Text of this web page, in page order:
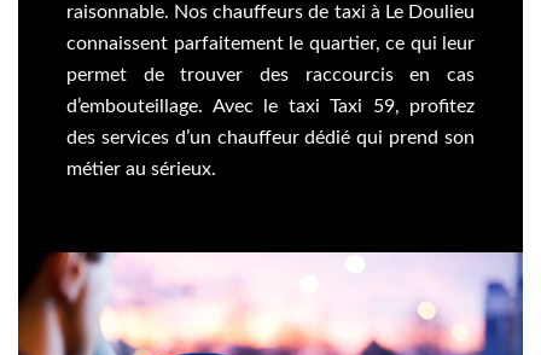
raisonnable. Nos chauffeurs de taxi à Le Doulieu
connaissent parfaitement le quartier, ce qui leur
permet de trouver des raccourcis en cas
d’embouteillage. Avec le taxi Taxi 59, profitez
des services d’un chauffeur dédié qui prend son
métier au sérieux.